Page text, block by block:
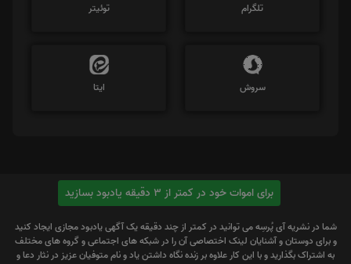
تلگرام توئیتر
سروش ایتا
برای اموات خود در کمتر از 3 دقیقه یادبود بسازید
شما در نشریه آی پُرسِه می توانید در کمتر از چند دقیقه یک آگهی یادبود مجازی ایجاد کنید
و برای دوستان و آشنایان لینک اختصاصی آن را در شبکه های اجتماعی و گروه های مختلف
به اشتراک بگذارید و با این کار علاوه بر زنده نگاه داشتن یاد و نام متوفیان عزیز در نثار دعا و